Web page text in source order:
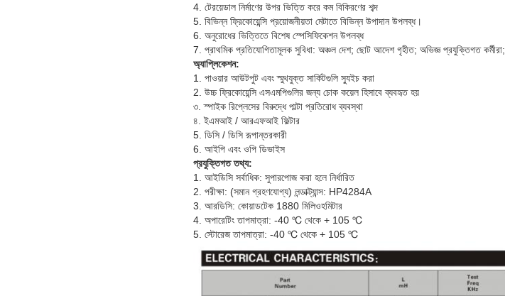
4. টেরয়েডাল নির্মাণের উপর ভিত্তি করে কম বিকিরণের শব্দ
5. বিভিন্ন ফ্রিকোয়েন্সি প্রয়োজনীয়তা মেটাতে বিভিন্ন উপাদান উপলব্ধ।
6. অনুরোধের ভিত্তিতে বিশেষ স্পেসিফিকেশন উপলব্ধ
7. প্রাথমিক প্রতিযোগিতামূলক সুবিধা: অঞ্চল দেশ; ছোট আদেশ গৃহীত; অভিজ্ঞ প্রযুক্তিগত কর্মীরা;
অ্যাপ্লিকেশন:
1. পাওয়ার আউটপুট এবং স্মুথযুক্ত সার্কিটগুলি স্যুইচ করা
2. উচ্চ ফ্রিকোয়েন্সি এসএমপিগুলির জন্য চোক কয়েল হিসাবে ব্যবহৃত হয়
৩. স্পাইক রিপ্লেসের বিরুদ্ধে পাল্টা প্রতিরোধ ব্যবস্থা
৪. ইএমআই / আরএফআই ফিল্টার
5. ডিসি / ডিসি রূপান্তরকারী
6. আইপি এবং ওপি ডিভাইস
প্রযুক্তিগত তথ্য:
1. আইডিসি সর্বাধিক: সুপারপোজ করা হলে নির্ধারিত
2. পরীক্ষা: (সমান গ্রহণযোগ্য) লন্ডাক্ট্যান্স: HP4284A
3. আরডিসি: কোয়াডটেক 1880 মিলিওহমিটার
4. অপারেটিং তাপমাত্রা: -40 ℃ থেকে + 105 ℃
5. স্টোরেজ তাপমাত্রা: -40 ℃ থেকে + 105 ℃